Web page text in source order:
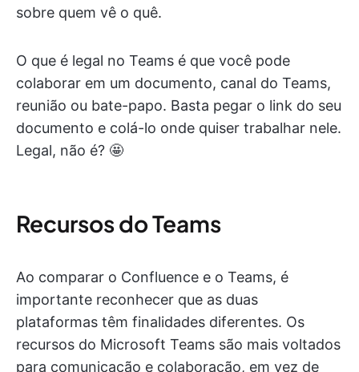
sobre quem vê o quê.
O que é legal no Teams é que você pode
colaborar em um documento, canal do Teams,
reunião ou bate-papo. Basta pegar o link do seu
documento e colá-lo onde quiser trabalhar nele.
Legal, não é? 🤩
Recursos do Teams
Ao comparar o Confluence e o Teams, é
importante reconhecer que as duas
plataformas têm finalidades diferentes. Os
recursos do Microsoft Teams são mais voltados
para comunicação e colaboração, em vez de